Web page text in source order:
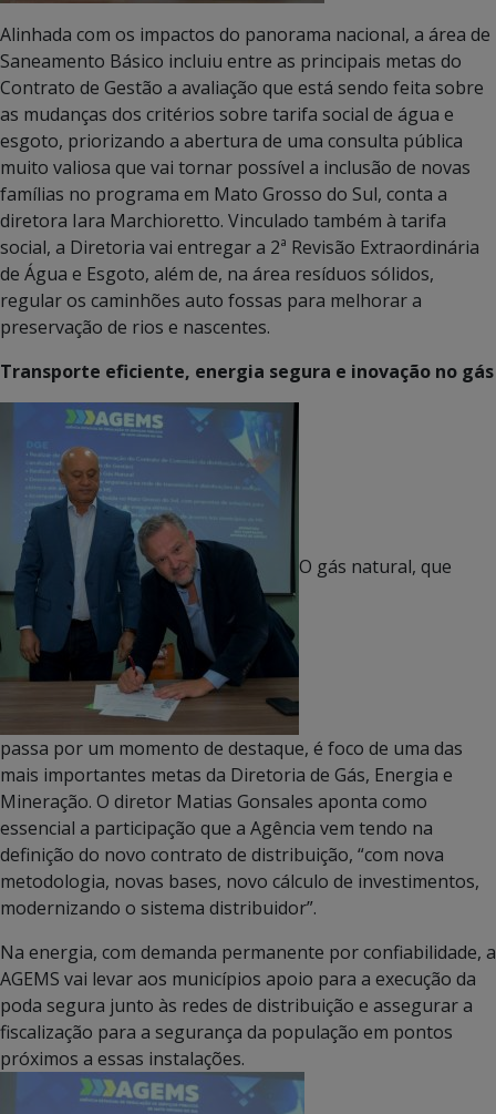
Alinhada com os impactos do panorama nacional, a área de
Saneamento Básico incluiu entre as principais metas do
Contrato de Gestão a avaliação que está sendo feita sobre
as mudanças dos critérios sobre tarifa social de água e
esgoto, priorizando a abertura de uma consulta pública
muito valiosa que vai tornar possível a inclusão de novas
famílias no programa em Mato Grosso do Sul, conta a
diretora Iara Marchioretto. Vinculado também à tarifa
social, a Diretoria vai entregar a 2ª Revisão Extraordinária
de Água e Esgoto, além de, na área resíduos sólidos,
regular os caminhões auto fossas para melhorar a
preservação de rios e nascentes.
Transporte eficiente, energia segura e inovação no gás
O gás natural, que
passa por um momento de destaque, é foco de uma das
mais importantes metas da Diretoria de Gás, Energia e
Mineração. O diretor Matias Gonsales aponta como
essencial a participação que a Agência vem tendo na
definição do novo contrato de distribuição, “com nova
metodologia, novas bases, novo cálculo de investimentos,
modernizando o sistema distribuidor”.
Na energia, com demanda permanente por confiabilidade, a
AGEMS vai levar aos municípios apoio para a execução da
poda segura junto às redes de distribuição e assegurar a
fiscalização para a segurança da população em pontos
próximos a essas instalações.